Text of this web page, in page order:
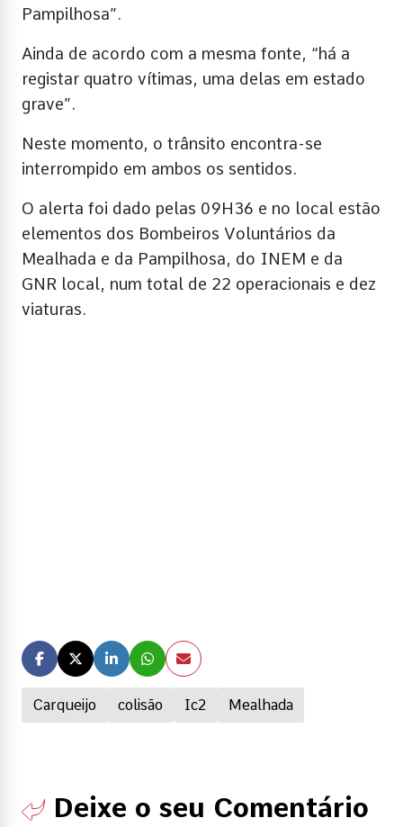
Carqueijo colisão Ic2 Mealhada
Pampilhosa”.
Ainda de acordo com a mesma fonte, “há a
registar quatro vítimas, uma delas em estado
grave”.
Neste momento, o trânsito encontra-se
interrompido em ambos os sentidos.
O alerta foi dado pelas 09H36 e no local estão
elementos dos Bombeiros Voluntários da
Mealhada e da Pampilhosa, do INEM e da
GNR local, num total de 22 operacionais e dez
viaturas.
Deixe o seu Comentário